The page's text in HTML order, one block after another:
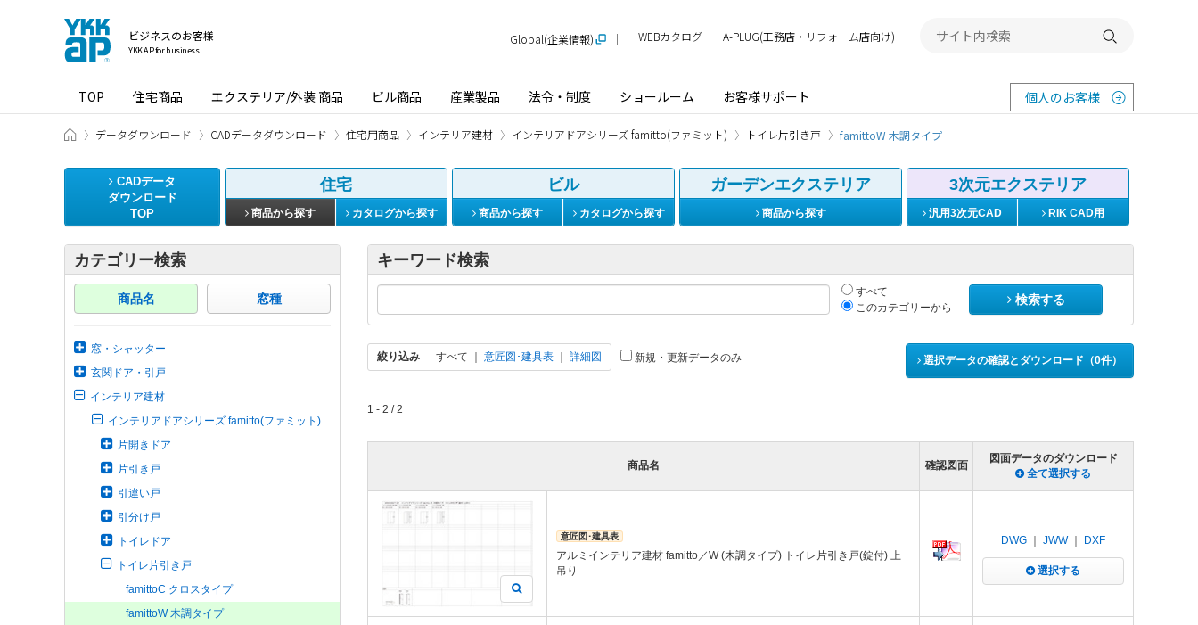
ビジネスのお客様
YKK AP for business
TOP 住宅商品 エクステリア/外装 商品 ビル商品 産業製品 法令・制度 ショールーム お客様サポート 個人のお客様
Global(企業情報) WEBカタログ A-PLUG(工務店・リフォーム店向け) 検索する
ビジネスのお客様 HOME
データダウンロード CADデータダウンロード 住宅用商品 インテリア建材 インテリアドアシリーズ famitto(ファミット) トイレ片引き戸 famittoW 木調タイプ
CADデータ
ダウンロード
TOP
住宅
商品から探す カタログから探す
ビル
商品から探す カタログから探す
ガーデンエクステリア
商品から探す
3次元エクステリア
汎用3次元CAD RIK CAD用
カテゴリー検索
商品名 窓種
窓・シャッター
玄関ドア・引戸
インテリア建材
インテリアドアシリーズ famitto(ファミット)
片開きドア
片引き戸
引違い戸
引分け戸
トイレドア
トイレ片引き戸
famittoC クロスタイプ
famittoW 木調タイプ
キーワード検索
すべて
このカテゴリーから
検索する
絞り込み すべて 意匠図･建具表 詳細図 新規・更新データのみ 選択データの確認とダウンロード（0件）
1 - 2 / 2
商品名 確認図面
図面データのダウンロード
全て選択する
意匠図･建具表
アルミインテリア建材 famitto／W (木調タイプ) トイレ片引き戸(錠付) 上
吊り
DWG JWW｜ DXF
選択する